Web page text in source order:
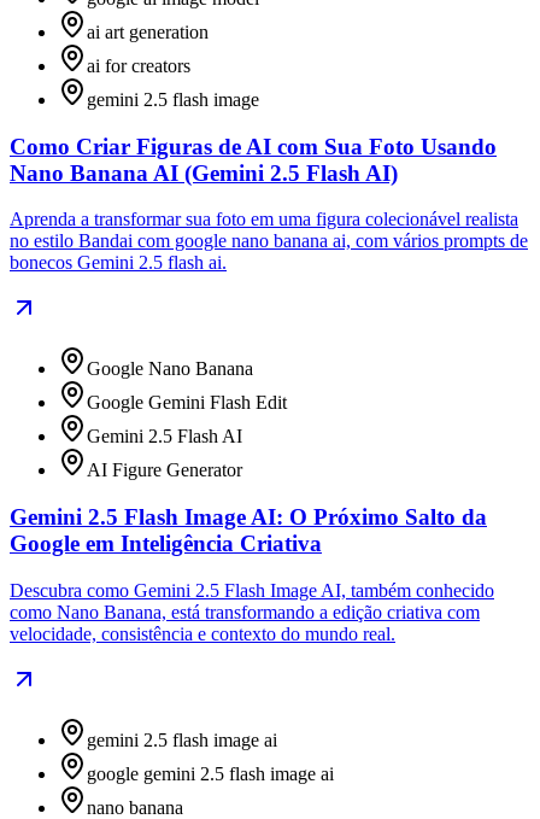
ai art generation
ai for creators
gemini 2.5 flash image
Como Criar Figuras de AI com Sua Foto Usando
Nano Banana AI (Gemini 2.5 Flash AI)
Aprenda a transformar sua foto em uma figura colecionável realista
no estilo Bandai com google nano banana ai, com vários prompts de
bonecos Gemini 2.5 flash ai.
Google Nano Banana
Google Gemini Flash Edit
Gemini 2.5 Flash AI
AI Figure Generator
Gemini 2.5 Flash Image AI: O Próximo Salto da
Google em Inteligência Criativa
Descubra como Gemini 2.5 Flash Image AI, também conhecido
como Nano Banana, está transformando a edição criativa com
velocidade, consistência e contexto do mundo real.
gemini 2.5 flash image ai
google gemini 2.5 flash image ai
nano banana